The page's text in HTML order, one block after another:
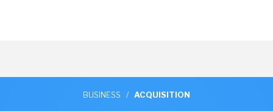
BUSINESS / ACQUISITION